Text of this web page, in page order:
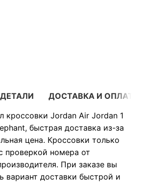
ДЕТАЛИ
ДОСТАВКА И ОПЛАТА
кроссовки Jordan Air Jordan 1
быстрая доставка из-за
цена. Кроссовки только
проверкой номера от
При заказе вы
вариант доставки быстрой и